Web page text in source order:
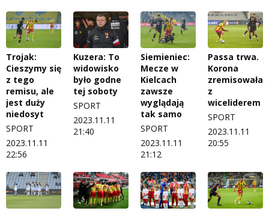
Trojak:
Cieszymy się
z tego
remisu, ale
jest duży
niedosyt
SPORT
2023.11.11
22:56
Kuzera: To
widowisko
było godne
tej soboty
SPORT
2023.11.11
21:40
Siemieniec:
Mecze w
Kielcach
zawsze
wyglądają
tak samo
SPORT
2023.11.11
21:12
Passa trwa.
Korona
zremisowała
z
wiceliderem
SPORT
2023.11.11
20:55